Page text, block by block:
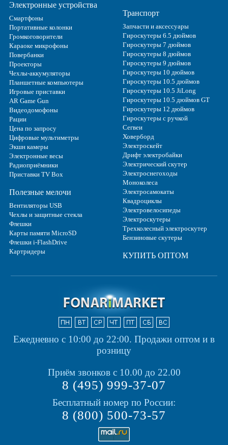
Электронные устройства
Смартфоны
Портативные колонки
Громкоговорители
Караоке микрофоны
Повербанки
Проекторы
Чехлы-аккумуляторы
Планшетные компьютеры
Игровые приставки
AR Game Gun
Видеодомофоны
Рации
Цена по запросу
Цифровые мультиметры
Экшн камеры
Электронные весы
Радиоприёмники
Приставки TV Box
Полезные мелочи
Вентиляторы USB
Чехлы и защитные стекла
Флешки
Карты памяти MicroSD
Флешки i-FlashDrive
Картридеры
Транспорт
Запчасти и аксессуары
Гироскутеры 6.5 дюймов
Гироскутеры 7 дюймов
Гироскутеры 8 дюймов
Гироскутеры 9 дюймов
Гироскутеры 10 дюймов
Гироскутеры 10.5 дюймов
Гироскутеры 10.5 JiLong
Гироскутеры 10.5 дюймов GT
Гироскутеры 12 дюймов
Гироскутеры с ручкой
Сегвеи
Ховерборд
Электроскейт
Дрифт электробайки
Электрический скутер
Электроснегоходы
Моноколеса
Электросамокаты
Квадроциклы
Электровелосипеды
Электроскутеры
Трехколесный электроскутер
Бензиновые скутеры
КУПИТЬ ОПТОМ
Ежедневно с 10:00 до 22:00. Продажи оптом и в
розницу
Приём звонков с 10.00 до 22.00
8 (495) 999-37-07
Бесплатный номер по России:
8 (800) 500-73-57